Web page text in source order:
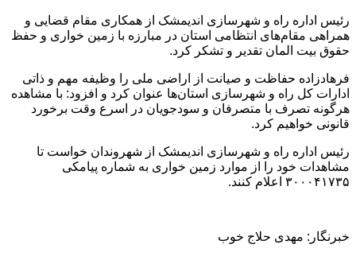
رئیس اداره راه و شهرسازی اندیمشک از همکاری مقام قضایی و
همراهی مقام‌های انتظامی استان در مبارزه با زمین خواری و حفظ
حقوق بیت المان تقدیر و تشکر کرد.
فرهادزاده حفاظت و صیانت از اراضی ملی را وظیفه مهم و ذاتی
ادارات کل راه‌ و شهرسازی استان‌ها عنوان کرد و افزود: با مشاهده
هرگونه تصرف با متصرفان و سودجویان در اسرع وقت برخورد
قانونی خواهیم کرد.
رئیس اداره راه و شهرسازی اندیمشک از شهروندان خواست تا
مشاهدات خود را از موارد زمین خواری به شماره پیامکی
۳۰۰۰۴۱۷۳۵ اعلام کنند.
خبرنگار: مهدی حلاج خوب